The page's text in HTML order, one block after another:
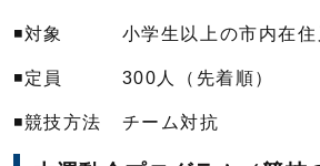
◾️対象 小学生以上の市内在住
◾️定員 300人（先着順）
◾️競技方法 チーム対抗